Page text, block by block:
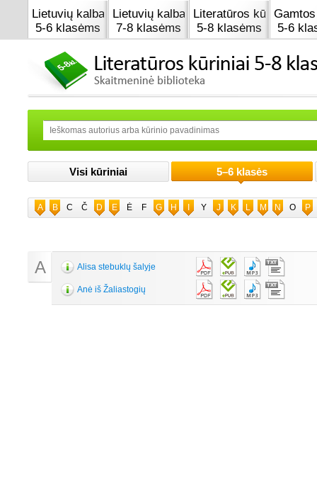
Lietuvių kalba
5-6 klasėms
Lietuvių kalba
7-8 klasėms
Literatūros kūrinai
5-8 klasėms
5-6
Visi kūriniai 5–6 klasės
A B C Č D E Ė F G H Y J K L M N O P
A Alisa stebuklų šalyje
Anė iš Žaliastogių